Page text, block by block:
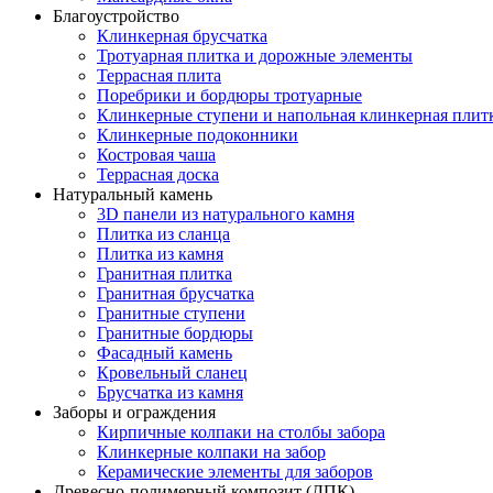
Благоустройство
Клинкерная брусчатка
Тротуарная плитка и дорожные элементы
Террасная плита
Поребрики и бордюры тротуарные
Клинкерные ступени и напольная клинкерная
Клинкерные подоконники
Костровая чаша
Террасная доска
Натуральный камень
3D панели из натурального камня
Плитка из сланца
Плитка из камня
Гранитная плитка
Гранитная брусчатка
Гранитные ступени
Гранитные бордюры
Фасадный камень
Кровельный сланец
Брусчатка из камня
Заборы и ограждения
Кирпичные колпаки на столбы забора
Клинкерные колпаки на забор
Керамические элементы для заборов